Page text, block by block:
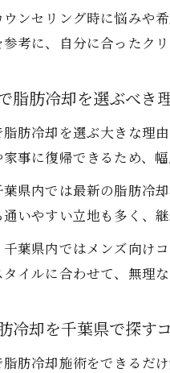
ウンセリング時に悩みや
考に、自分に合ったク
脂肪冷却を選ぶべき
脂肪冷却を選ぶ大きな理
家事に復帰できるため、
葉県内では最新の脂肪冷
いやすい立地も多く、
千葉県内ではメンズ向け
イルに合わせて、無理
冷却を千葉県で探す
肪冷却施術をできるだ